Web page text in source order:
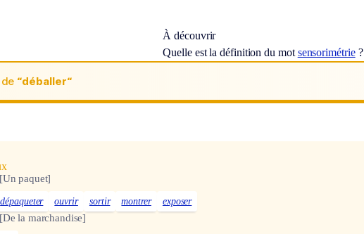
À découvrir
Quelle est la définition du motsensorimétrie?
“déballer“
paquet]
dépaqueter ouvrir sortir montrer exposer
la marchandise]